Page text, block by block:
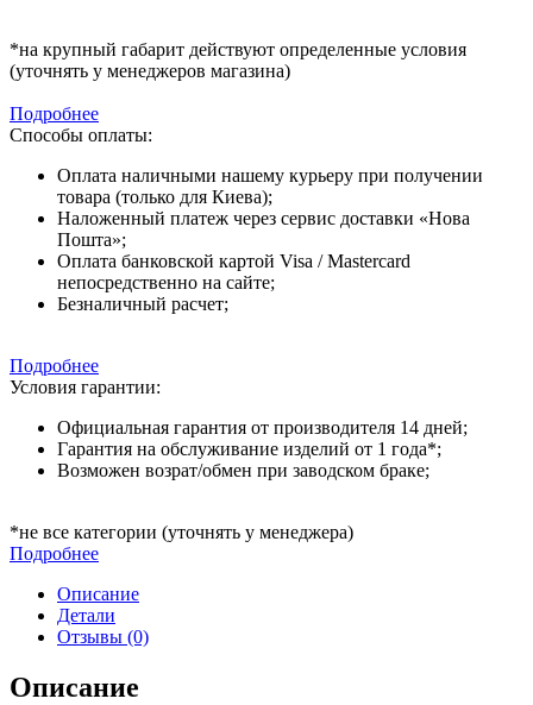
*на крупный габарит действуют определенные условия
(уточнять у менеджеров магазина)
Подробнее
Способы оплаты:
Оплата наличными нашему курьеру при получении
товара (только для Киева);
Наложенный платеж через сервис доставки «Нова
Пошта»;
Оплата банковской картой Visa / Mastercard
непосредственно на сайте;
Безналичный расчет;
Подробнее
Условия гарантии:
Официальная гарантия от производителя 14 дней;
Гарантия на обслуживание изделий от 1 года*;
Возможен возрат/обмен при заводском браке;
*не все категории (уточнять у менеджера)
Подробнее
Описание
Детали
Отзывы (0)
Описание